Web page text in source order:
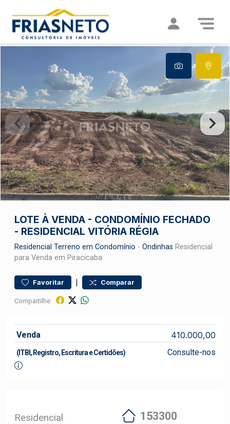
LOTE À VENDA - CONDOMÍNIO FECHADO
- RESIDENCIAL VITÓRIA RÉGIA
Residencial Terreno em Condomínio - Ondinhas Residencial
para Venda em Piracicaba
Favoritar | Comparar
Compartilhe:
Venda 410.000,00
(ITBI, Registro, Escritura e Certidões) Consulte-nos
Residencial 153300